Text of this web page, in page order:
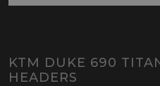
KTM DUKE 690
HEADERS